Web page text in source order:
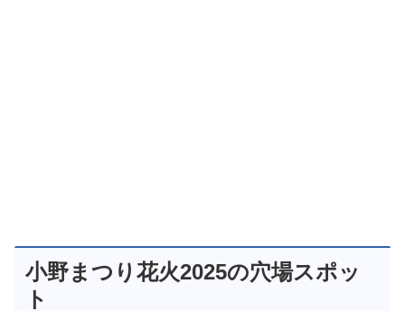
小野まつり花火2025の穴場スポッ
ト